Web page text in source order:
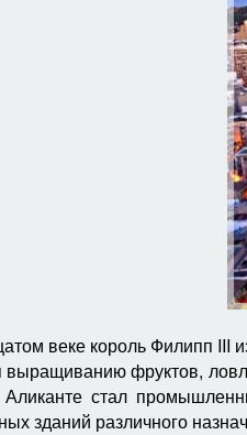
веке король Филипп III
выращиванию фруктов,
Аликанте стал
зданий различного